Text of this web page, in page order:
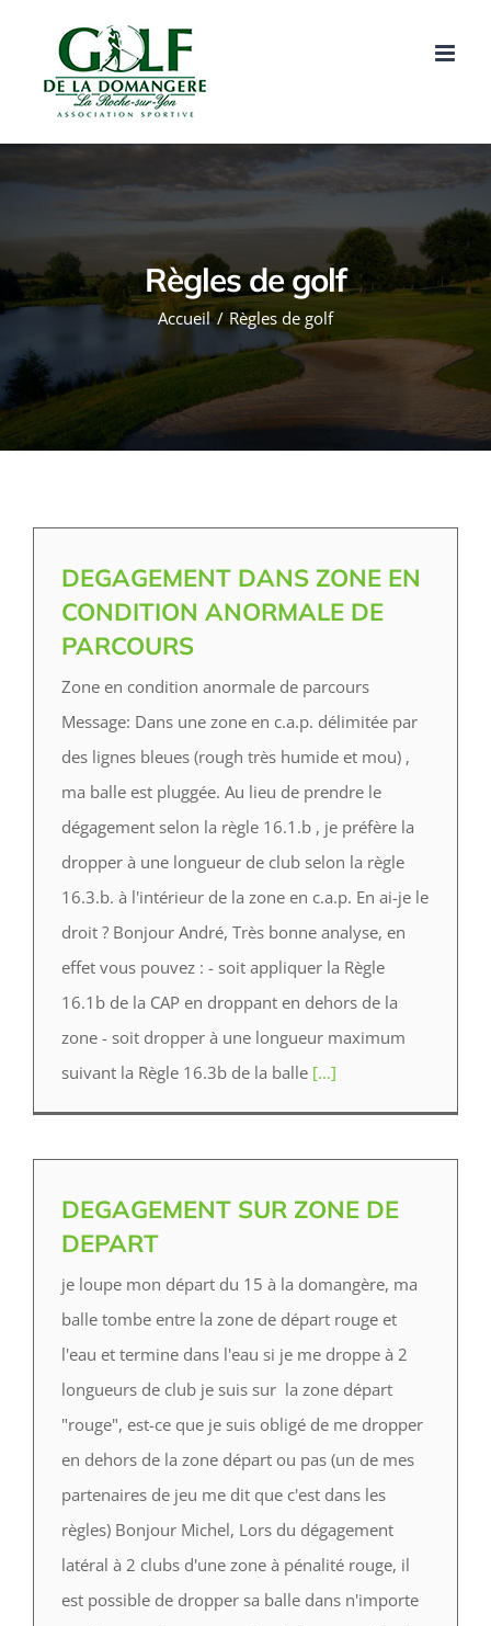
contenu
Règles de golf
Accueil Règles de golf
DEGAGEMENT DANS ZONE EN
CONDITION ANORMALE DE
PARCOURS
Zone en condition anormale de parcours
Message: Dans une zone en c.a.p. délimitée par
des lignes bleues (rough très humide et mou) ,
ma balle est pluggée. Au lieu de prendre le
dégagement selon la règle 16.1.b , je préfère la
dropper à une longueur de club selon la règle
16.3.b. à l'intérieur de la zone en c.a.p. En ai-je le
droit ? Bonjour André, Très bonne analyse, en
effet vous pouvez : - soit appliquer la Règle
16.1b de la CAP en droppant en dehors de la
zone - soit dropper à une longueur maximum
suivant la Règle 16.3b de la balle [...]
DEGAGEMENT SUR ZONE DE
DEPART
je loupe mon départ du 15 à la domangère, ma
balle tombe entre la zone de départ rouge et
l'eau et termine dans l'eau si je me droppe à 2
longueurs de club je suis sur la zone départ
"rouge", est-ce que je suis obligé de me dropper
en dehors de la zone départ ou pas (un de mes
partenaires de jeu me dit que c'est dans les
règles) B‌onjour Michel, Lors du dégagement
latéral à 2 clubs d'une zone à pénalité rouge, il
est possible de dropper sa balle dans n'importe